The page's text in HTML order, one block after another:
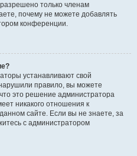
только членам
почему не можете добавлять
конференции.
устанавливают свой
правило, вы можете
это решение администратора
никакого отношения к
сайте. Если вы не знаете, за
с администратором